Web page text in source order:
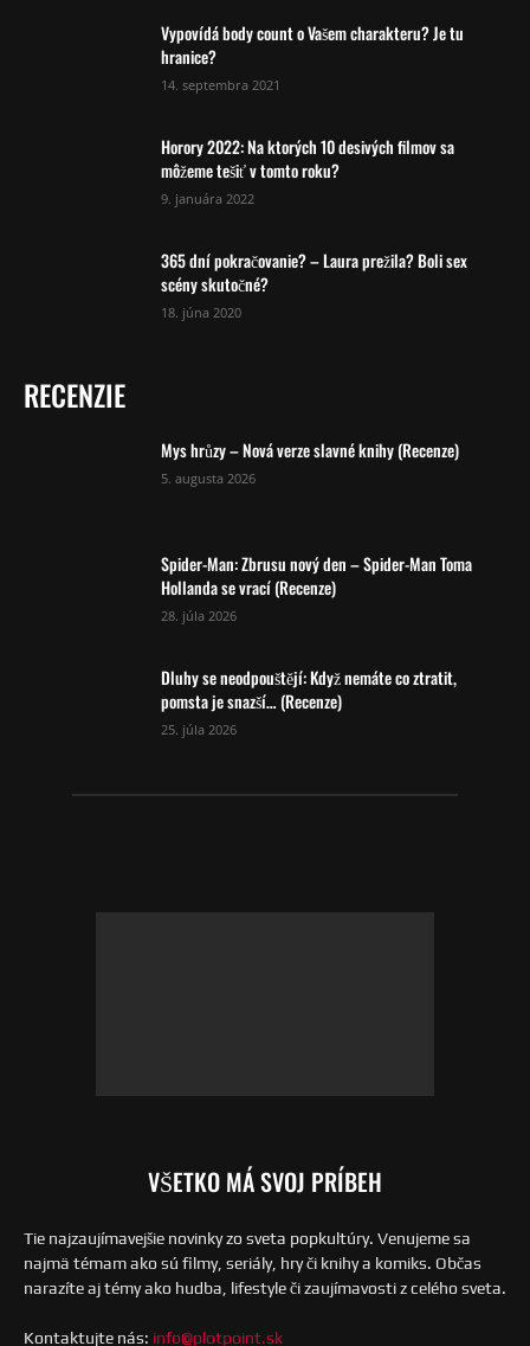
Vypovídá body count o Vašem charakteru? Je tu
hranice?
14. septembra 2021
Horory 2022: Na ktorých 10 desivých filmov sa
môžeme tešiť v tomto roku?
9. januára 2022
365 dní pokračovanie? – Laura prežila? Boli sex
scény skutočné?
18. júna 2020
RECENZIE
Mys hrůzy – Nová verze slavné knihy (Recenze)
5. augusta 2026
Spider-Man: Zbrusu nový den – Spider-Man Toma
Hollanda se vrací (Recenze)
28. júla 2026
Dluhy se neodpouštějí: Když nemáte co ztratit,
pomsta je snazší… (Recenze)
25. júla 2026
VŠETKO MÁ SVOJ PRÍBEH
Tie najzaujímavejšie novinky zo sveta popkultúry. Venujeme sa
najmä témam ako sú filmy, seriály, hry či knihy a komiks. Občas
narazíte aj témy ako hudba, lifestyle či zaujímavosti z celého sveta.
Kontaktujte nás: info@plotpoint.sk